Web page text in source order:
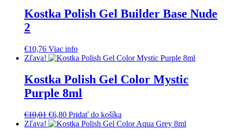
Kostka Polish Gel Builder Base Nude
2
€10,76 Viac info
Zľava!
Kostka Polish Gel Color Mystic
Purple 8ml
€10,01 Pôvodná
cena
€6,80Aktuálna
cena
Pridať do košíka
Zľava!